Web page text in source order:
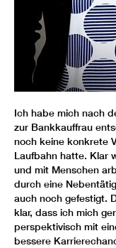
Ich habe mich nach
zur Bankkauffrau
noch keine konkrete
Laufbahn hatte. Klar
und mit Menschen
durch eine
auch noch gefestigt.
klar, dass ich mich
perspektivisch mit
bessere